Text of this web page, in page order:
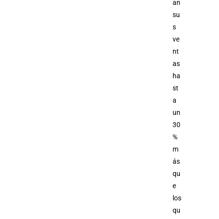
an
su
s
ve
nt
as
ha
st
a
un
30
%
m
ás
qu
e
los
qu